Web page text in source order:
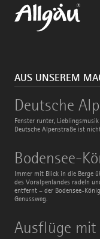
AUS UNSEREM
Deutsche
Fenster runter,
Deutsche Alpenstraße ist
Deutsche
Alpenstraße
Bodensee-
Immer mit Blick in die Berge
des Voralpenlandes radeln
entfernt – der Bodensee-
Genussweg.
Bodensee-
Königssee-
Radweg
Ausflüge mit
Ausflüge
mit